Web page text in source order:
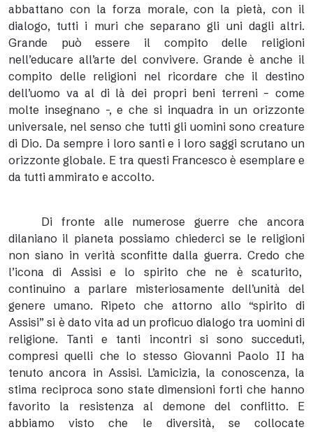
abbattano con la forza morale, con la pietà, con il
dialogo, tutti i muri che separano gli uni dagli altri.
Grande può essere il compito delle religioni
nell’educare all’arte del convivere. Grande è anche il
compito delle religioni nel ricordare che il destino
dell’uomo va al di là dei propri beni terreni – come
molte insegnano -, e che si inquadra in un orizzonte
universale, nel senso che tutti gli uomini sono creature
di Dio. Da sempre i loro santi e i loro saggi scrutano un
orizzonte globale. E tra questi Francesco è esemplare e
da tutti ammirato e accolto.
Di fronte alle numerose guerre che ancora
dilaniano il pianeta possiamo chiederci se le religioni
non siano in verità sconfitte dalla guerra. Credo che
l’icona di Assisi e lo spirito che ne è scaturito,
continuino a parlare misteriosamente dell’unità del
genere umano. Ripeto che attorno allo “spirito di
Assisi” si è dato vita ad un proficuo dialogo tra uomini di
religione. Tanti e tanti incontri si sono succeduti,
compresi quelli che lo stesso Giovanni Paolo II ha
tenuto ancora in Assisi. L’amicizia, la conoscenza, la
stima reciproca sono state dimensioni forti che hanno
favorito la resistenza al demone del conflitto. E
abbiamo visto che le diversità, se collocate